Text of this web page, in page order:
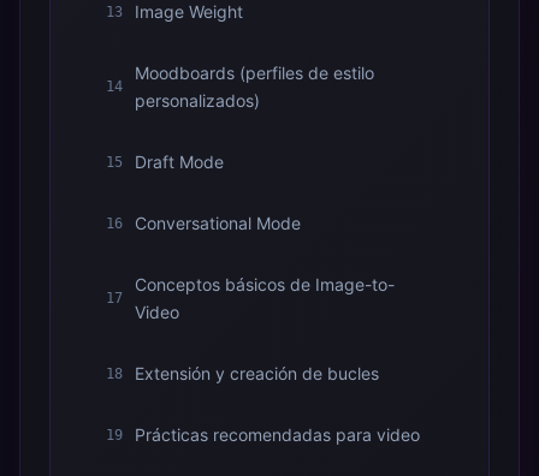
13 Image Weight
14
Moodboards (perfiles de estilo
personalizados)
15 Draft Mode
16 Conversational Mode
17
Conceptos básicos de Image-to-
Video
18 Extensión y creación de bucles
19 Prácticas recomendadas para video